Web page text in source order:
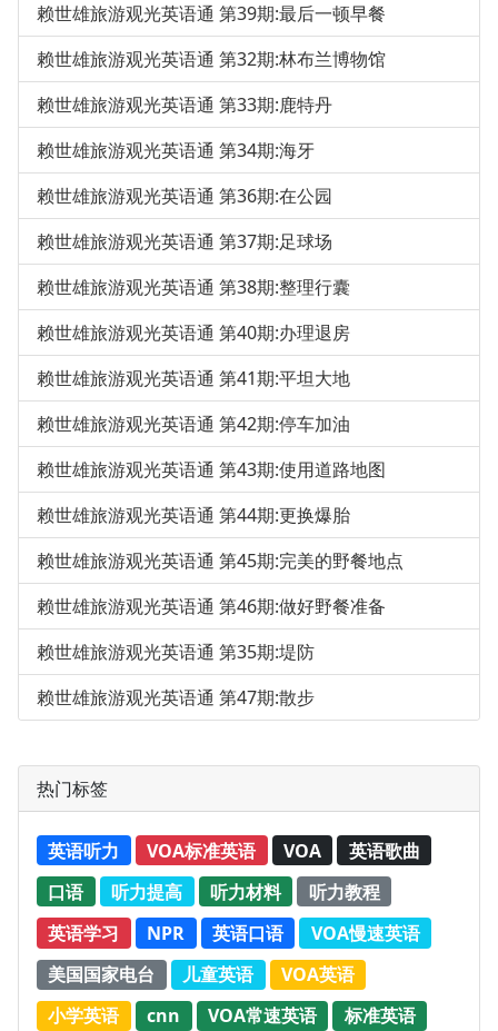
赖世雄旅游观光英语通 第39期:最后一顿早餐
赖世雄旅游观光英语通 第32期:林布兰博物馆
赖世雄旅游观光英语通 第33期:鹿特丹
赖世雄旅游观光英语通 第34期:海牙
赖世雄旅游观光英语通 第36期:在公园
赖世雄旅游观光英语通 第37期:足球场
赖世雄旅游观光英语通 第38期:整理行囊
赖世雄旅游观光英语通 第40期:办理退房
赖世雄旅游观光英语通 第41期:平坦大地
赖世雄旅游观光英语通 第42期:停车加油
赖世雄旅游观光英语通 第43期:使用道路地图
赖世雄旅游观光英语通 第44期:更换爆胎
赖世雄旅游观光英语通 第45期:完美的野餐地点
赖世雄旅游观光英语通 第46期:做好野餐准备
赖世雄旅游观光英语通 第35期:堤防
赖世雄旅游观光英语通 第47期:散步
热门标签
英语听力 VOA标准英语 VOA
英语歌曲
口语
听力提高 听力材料
听力教程
英语学习
NPR 英语口语
VOA慢速英语
美国国家电台
儿童英语
VOA英语
小学英语
cnn VOA常速英语 标准英语